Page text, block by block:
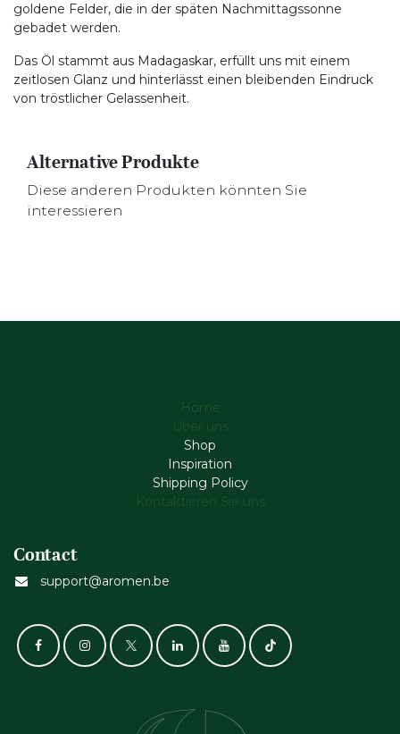
goldene Felder, die in der späten Nachmittagssonne
gebadet werden.
Das Öl stammt aus Madagaskar, erfüllt uns mit einem
zeitlosen Glanz und hinterlässt einen bleibenden Eindruck
von tröstlicher Gelassenheit.
Alternative Produkte
Diese anderen Produkten könnten Sie
interessieren
Home
Über uns
Shop
Inspiration
Shipping Policy
Kontaktieren Sie uns
Contact
support@aromen.be